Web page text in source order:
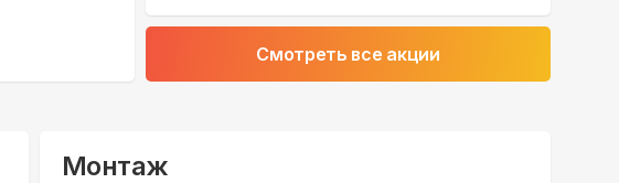
Смотреть все акции
Монтаж